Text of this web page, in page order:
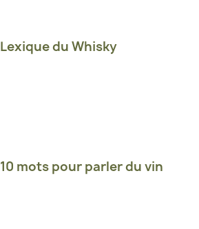
Lexique du Whisky
10 mots pour parler du vin